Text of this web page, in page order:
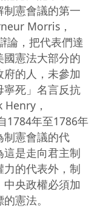
憲會議的第一
Morris，
論，把代表們達
憲法大部分的
的人，未參加
寧死」名言反抗
，
1784年至1786年
制憲會議的代
是走向君主制
的代表外，制
央政權必須加
憲法。